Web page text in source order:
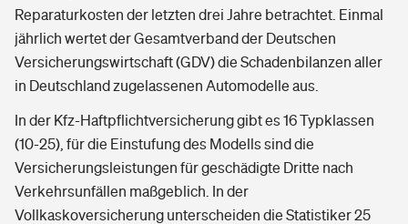
Reparaturkosten der letzten drei Jahre betrachtet. Einmal
jährlich wertet der Gesamtverband der Deutschen
Versicherungswirtschaft (GDV) die Schadenbilanzen aller
in Deutschland zugelassenen Automodelle aus.
In der Kfz-Haftpflichtversicherung gibt es 16 Typklassen
(10-25), für die Einstufung des Modells sind die
Versicherungsleistungen für geschädigte Dritte nach
Verkehrsunfällen maßgeblich. In der
Vollkaskoversicherung unterscheiden die Statistiker 25